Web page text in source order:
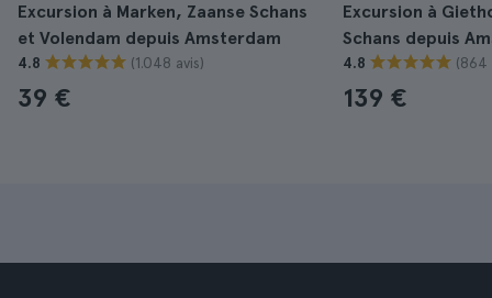
Excursion à Marken, Zaanse Schans
et Volendam depuis Amsterdam
4.8 (1.048 avis)
39 €
Excursion à
Schans depuis
4.8 (864
139 €